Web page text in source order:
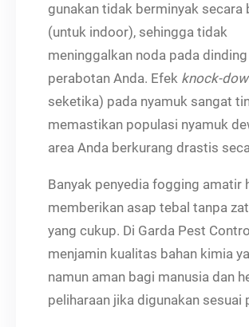
gunakan tidak berminyak secara
(untuk indoor), sehingga tidak
meninggalkan noda pada
perabotan Anda. Efek knock-
seketika) pada nyamuk sangat
memastikan populasi nyamuk
area Anda berkurang drastis
Banyak penyedia fogging amatir
memberikan asap tebal tanpa
yang cukup. Di Garda Pest
menjamin kualitas bahan kimia
namun aman bagi manusia dan
peliharaan jika digunakan sesuai